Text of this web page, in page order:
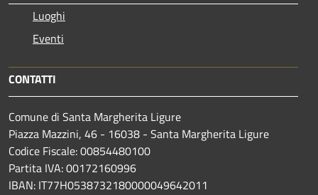
Luoghi
Eventi
CONTATTI
Comune di Santa Margherita Ligure
Piazza Mazzini, 46 - 16038 - Santa Margherita Ligure
Codice Fiscale: 00854480100
Partita IVA: 00172160996
IBAN: IT77H0538732180000049642011